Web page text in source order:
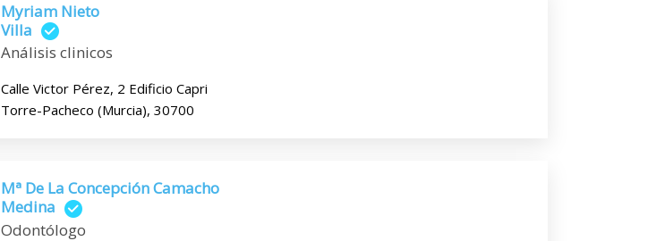
Myriam Nieto
Villa
Análisis clinicos
Calle Victor Pérez, 2 Edificio Capri
Torre-Pacheco (Murcia), 30700
Mª De La Concepción Camacho
Medina
Odontólogo